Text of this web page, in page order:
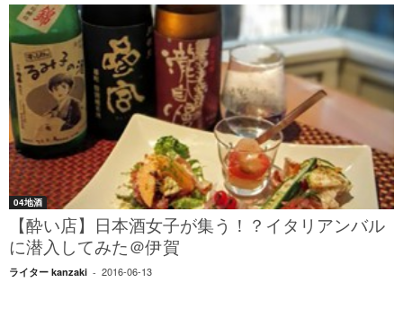
04地酒
【酔い店】日本酒女子が集う！？イタリアンバル
に潜入してみた＠伊賀
ライター kanzaki - 2016-06-13